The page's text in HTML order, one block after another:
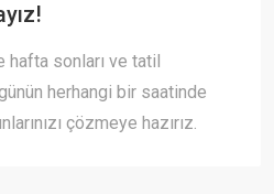
hafta sonları ve tatil
herhangi bir saatinde
çözmeye hazırız.